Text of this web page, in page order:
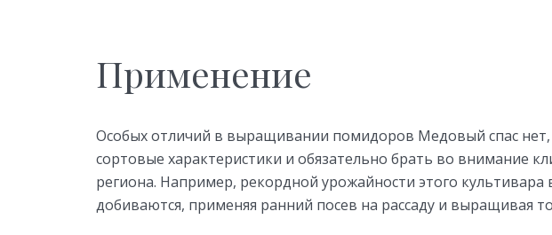
Применение
Особых отличий в выращивании помидоров Медовый спас нет,
сортовые характеристики и обязательно брать во внимание
региона. Например, рекордной урожайности этого
добиваются, применяя ранний посев на рассаду и выращивая